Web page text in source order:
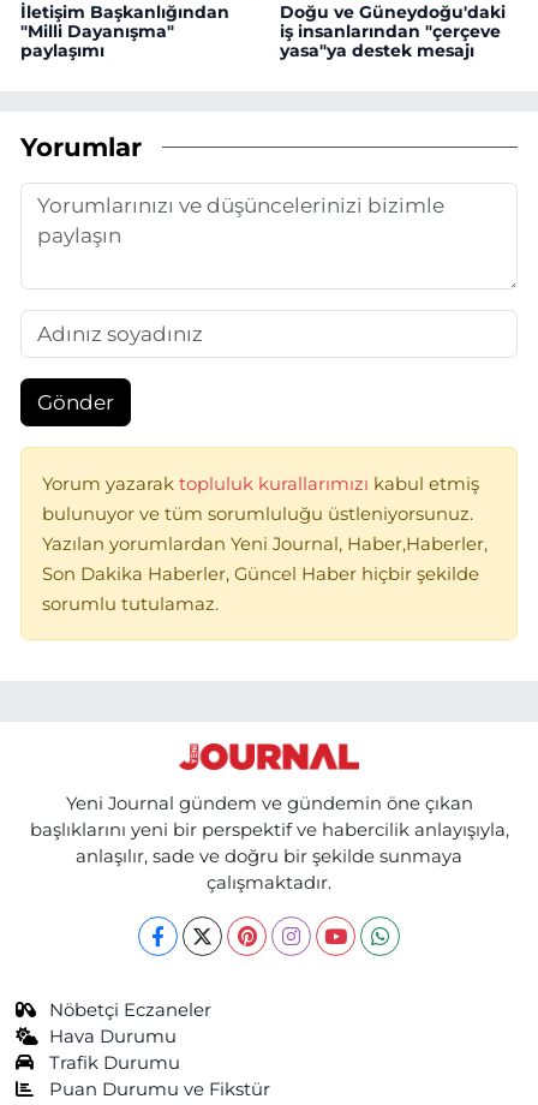
İletişim Başkanlığından
"Milli Dayanışma"
paylaşımı
Doğu ve Güneydoğu'daki
iş insanlarından "çerçeve
yasa"ya destek mesajı
Yorumlar
Gönder
Yorum yazarak topluluk kurallarımızı kabul etmiş
bulunuyor ve tüm sorumluluğu üstleniyorsunuz.
Yazılan yorumlardan Yeni Journal, Haber,Haberler,
Son Dakika Haberler, Güncel Haber hiçbir şekilde
sorumlu tutulamaz.
Yeni Journal gündem ve gündemin öne çıkan
başlıklarını yeni bir perspektif ve habercilik anlayışıyla,
anlaşılır, sade ve doğru bir şekilde sunmaya
çalışmaktadır.
Nöbetçi Eczaneler
Hava Durumu
Trafik Durumu
Puan Durumu ve Fikstür